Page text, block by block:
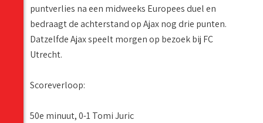
puntverlies na een midweeks Europees duel en
bedraagt de achterstand op Ajax nog drie punten.
Datzelfde Ajax speelt morgen op bezoek bij FC
Utrecht.
Scoreverloop:
50e minuut, 0-1 Tomi Juric